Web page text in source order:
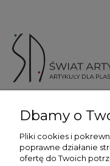
Więcej informacji
Dbamy o
Pliki cookies i
poprawne działanie
ofertę do Twoich